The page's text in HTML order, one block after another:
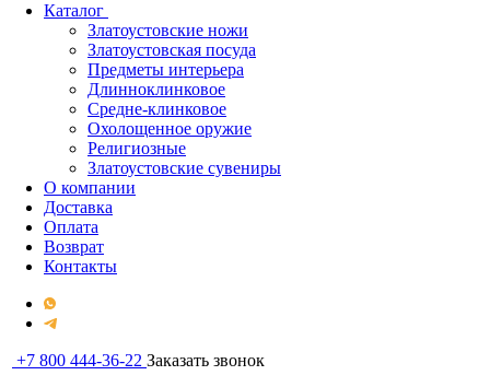
Каталог
Златоустовские ножи
Златоустовская посуда
Предметы интерьера
Длинноклинковое
Средне-клинковое
Охолощенное оружие
Религиозные
Златоустовские сувениры
О компании
Доставка
Оплата
Возврат
Контакты
+7 800 444-36-22 Заказать звонок